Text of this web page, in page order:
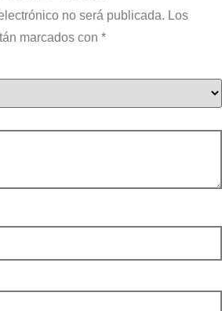
no será publicada. Los
marcados con *